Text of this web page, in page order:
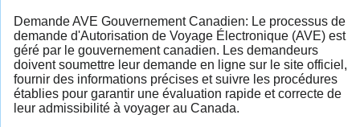
Demande AVE Gouvernement Canadien: Le processus de
demande d'Autorisation de Voyage Électronique (AVE) est
géré par le gouvernement canadien. Les demandeurs
doivent soumettre leur demande en ligne sur le site officiel,
fournir des informations précises et suivre les procédures
établies pour garantir une évaluation rapide et correcte de
leur admissibilité à voyager au Canada.